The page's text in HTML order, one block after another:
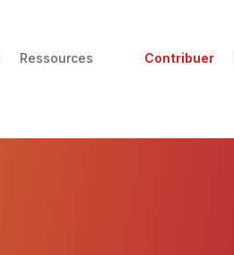
Ressources Contribuer